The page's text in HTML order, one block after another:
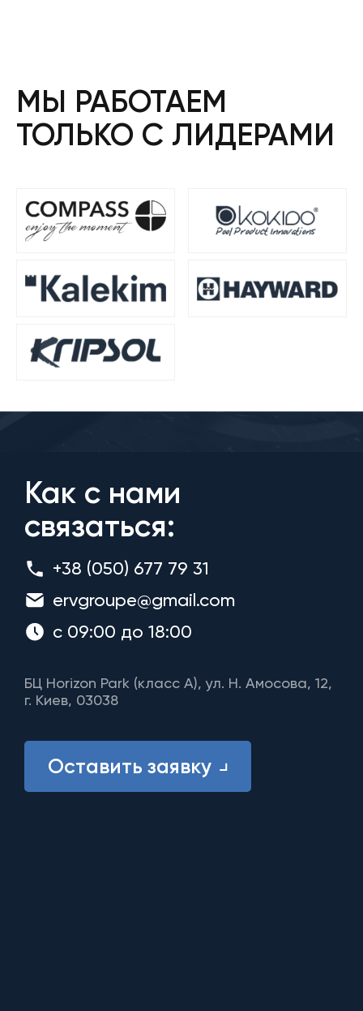
МЫ РАБОТАЕМ
ТОЛЬКО С ЛИДЕРАМИ
Как с нами
связаться:
+38 (050) 677 79 31
ervgroupe@gmail.com
с 09:00 до 18:00
БЦ Horizon Park (класс A), ул. Н. Амосова, 12,
г. Киев, 03038
Оставить заявку